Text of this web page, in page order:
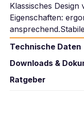
Klassisches
Eigenschaften:
Technische Daten
Downloads &
Ratgeber